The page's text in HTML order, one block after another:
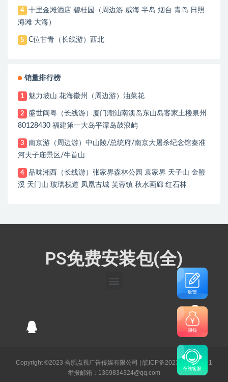
4
十里金滩酒店 碧桂园（周边游 威海 半岛 烟台 青岛 日照
海滩 大海）
5 C位甘青（长线游）西北
销量排行榜
1 魅力坡山 花海徽州（周边游）油菜花
2
盛世闽粤（长线游）厦门潮汕南澳岛东山岛客家土楼泉州
80128430 福建第一大岛平潭岛鼓浪屿
3
南京游（周边游）中山陵/总统府/南京大屠杀纪念馆秦准
河夫子庙景区/牛首山
4
品味湘西（长线游）张家界森林公园 袁家界 天子山 金鞭
溪 天门山 玻璃栈道 凤凰古城 芙蓉镇 秋水画廊 红石林
PS免费安装包(全)
Copyright ©2023 合肥点视广告传媒有限公司 | 皖ICP备2023003141号-1
举报邮箱：1369834324@qq.com